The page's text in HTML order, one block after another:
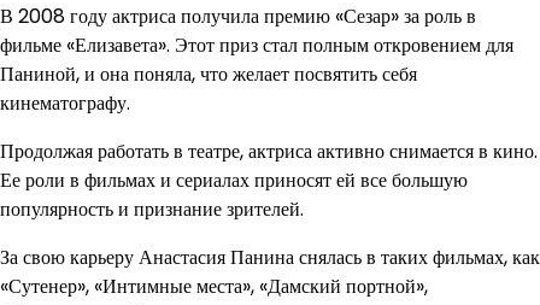
В 2008 году актриса получила премию «Сезар» за роль в
фильме «Елизавета». Этот приз стал полным откровением для
Паниной, и она поняла, что желает посвятить себя
кинематографу.
Продолжая работать в театре, актриса активно снимается в кино.
Ее роли в фильмах и сериалах приносят ей все большую
популярность и признание зрителей.
За свою карьеру Анастасия Панина снялась в таких фильмах, как
«Сутенер», «Интимные места», «Дамский портной»,